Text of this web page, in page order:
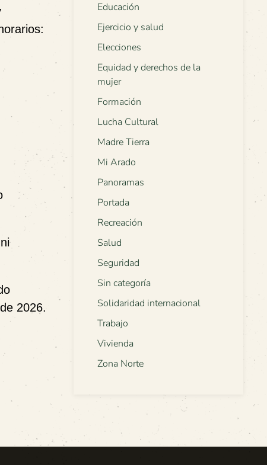
2026.
Educación
Ejercicio y salud
Elecciones
Equidad y derechos de la
mujer
Formación
Lucha Cultural
Madre Tierra
Mi Arado
Panoramas
Portada
Recreación
Salud
Seguridad
Sin categoría
Solidaridad internacional
Trabajo
Vivienda
Zona Norte